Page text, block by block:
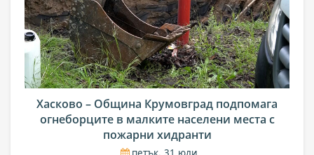
Хасково – Община Крумовград подпомага
огнеборците в малките населени места с
пожарни хидранти